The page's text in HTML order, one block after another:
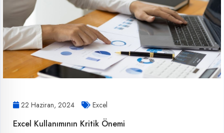
22 Haziran, 2024 Excel
Excel Kullanımının Kritik Önemi